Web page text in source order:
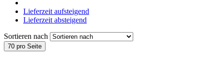
Lieferzeit aufsteigend
Lieferzeit absteigend
Sortieren nach
70 pro Seite